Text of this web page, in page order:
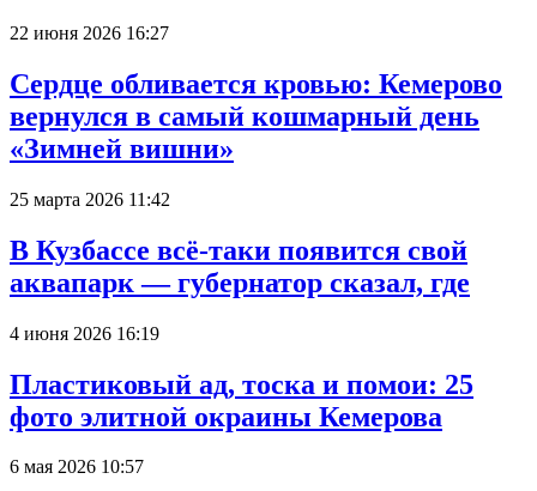
22 июня 2026 16:27
Сердце обливается кровью: Кемерово
вернулся в самый кошмарный день
«Зимней вишни»
25 марта 2026 11:42
В Кузбассе всё-таки появится свой
аквапарк — губернатор сказал, где
4 июня 2026 16:19
Пластиковый ад, тоска и помои: 25
фото элитной окраины Кемерова
6 мая 2026 10:57